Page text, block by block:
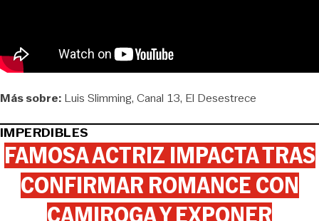
Más sobre: Luis Slimming Canal 13 El Desestrece
IMPERDIBLES
FAMOSA ACTRIZ IMPACTA TRAS
CONFIRMAR ROMANCE CON